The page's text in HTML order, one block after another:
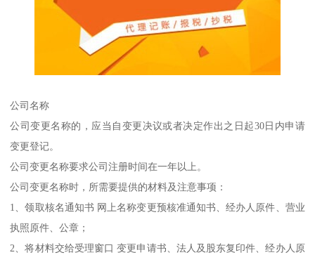
公司名称
公司变更名称的，应当自变更决议或者决定作出之日起30日内申请
变更登记。
公司变更名称要求公司注册时间在一年以上。
公司变更名称时，所需要提供的材料及注意事项：
1、领取核名通知书 网上名称变更预核准通知书、经办人原件、营业
执照原件、公章；
2、将材料交给受理窗口 变更申请书、法人及股东复印件、经办人原